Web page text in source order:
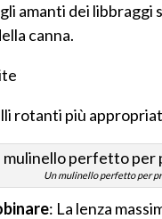
amanti dei
canna.
rotanti più
Un mulinello perfetto per
: La lenza